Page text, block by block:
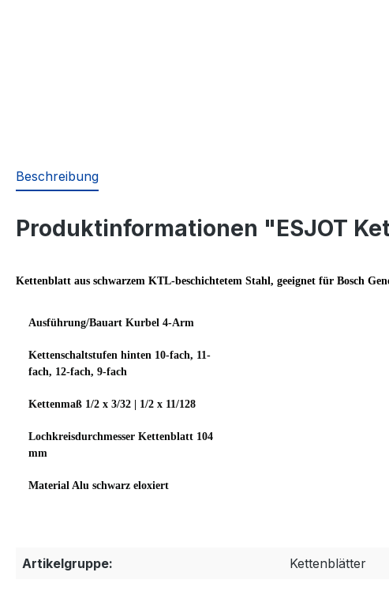
Beschreibung
Produktinformationen "ESJOT
Kettenblatt aus schwarzem KTL-beschichtetem Stahl, geeignet für Bosch
Ausführung/Bauart Kurbel 4-Arm
Kettenschaltstufen hinten 10-fach, 11-
fach, 12-fach, 9-fach
Kettenmaß 1/2 x 3/32 | 1/2 x 11/128
Lochkreisdurchmesser Kettenblatt 104
mm
Material Alu schwarz eloxiert
Artikelgruppe: Kettenblätter